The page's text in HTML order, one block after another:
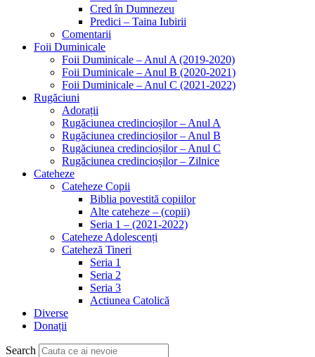
Cred în Dumnezeu
Predici – Taina Iubirii
Comentarii
Foii Duminicale
Foii Duminicale – Anul A (2019-2020)
Foii Duminicale – Anul B (2020-2021)
Foii Duminicale – Anul C (2021-2022)
Rugăciuni
Adorații
Rugăciunea credincioșilor – Anul A
Rugăciunea credincioșilor – Anul B
Rugăciunea credincioșilor – Anul C
Rugăciunea credincioșilor – Zilnice
Cateheze
Cateheze Copii
Biblia povestită copiilor
Alte cateheze – (copii)
Seria 1 – (2021-2022)
Cateheze Adolescenți
Cateheză Tineri
Seria 1
Seria 2
Seria 3
Actiunea Catolică
Diverse
Donații
Search